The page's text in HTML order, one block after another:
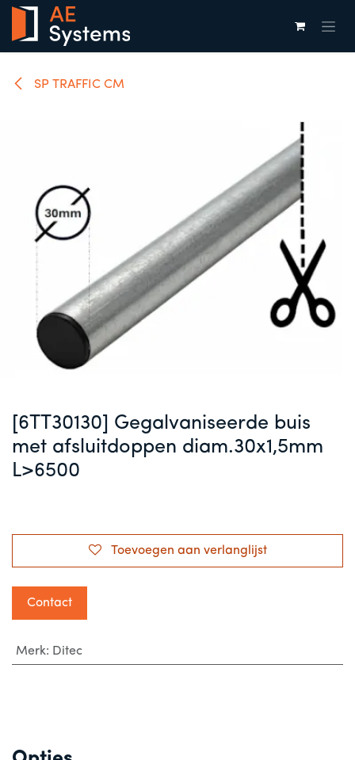
Overslaan naar inhoud
SP TRAFFIC CM
[6TT30130] Gegalvaniseerde buis
met afsluitdoppen diam.30x1,5mm
L>6500
Toevoegen aan verlanglijst
Contact
Merk: Ditec